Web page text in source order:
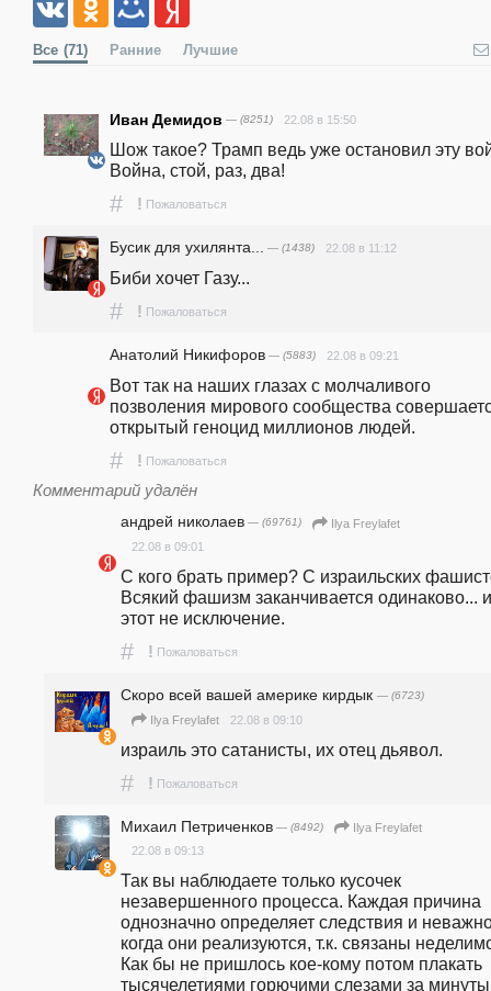
Все (71) Ранние Лучшие
Иван Демидов — (8251) 22.08 в 15:50
Шож такое? Трамп ведь уже остановил эту
Война, стой, раз, два!
# ! Пожаловаться
Бусик для ухилянта... — (1438) 22.08 в 11:12
Биби хочет Газу...
# ! Пожаловаться
Анатолий Никифоров — (5883) 22.08 в 09:21
Вот так на наших глазах с молчаливого
позволения мирового сообщества
открытый геноцид миллионов людей.
# ! Пожаловаться
Комментарий удалён
андpeй николаев — (69761)
Ilya Freylafet
22.08 в 09:01
С кого брать пример? С израильских
Всякий фашизм заканчивается одинаково... и
этот не исключение.
# ! Пожаловаться
Скоро всей вашей америке кирдык — (6723)
Ilya Freylafet 22.08 в 09:10
израиль это сатанисты, их отец дьявол.
# ! Пожаловаться
Михаил Петриченков — (8492)
Ilya Freylafet
22.08 в 09:13
Так вы наблюдаете только кусочек
незавершенного процесса. Каждая причина
однозначно определяет следствия и
когда они реализуются, т.к. связаны
Как бы не пришлось кое-кому потом плакать
тысячелетиями горючими слезами за минуты